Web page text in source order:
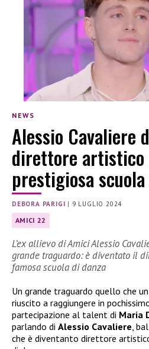
NEWS
Alessio Cavaliere
direttore artistico
prestigiosa
DEBORA PARIGI | 9 LUGLIO 2024
AMICI 22
L’ex allievo di Amici Alessio
grande traguardo: è diventato il
famosa scuola di danza
Un grande traguardo quello che
riuscito a raggiungere in
partecipazione al talent di Maria
parlando di Alessio Cavaliere,
che è diventanto direttore